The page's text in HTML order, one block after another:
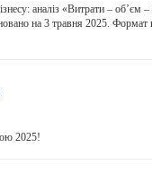
аналіз «Витрати – об’єм –
на 3 травня 2025.
2025!